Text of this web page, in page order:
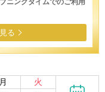
ニングタイムでのご利用
る
月 火